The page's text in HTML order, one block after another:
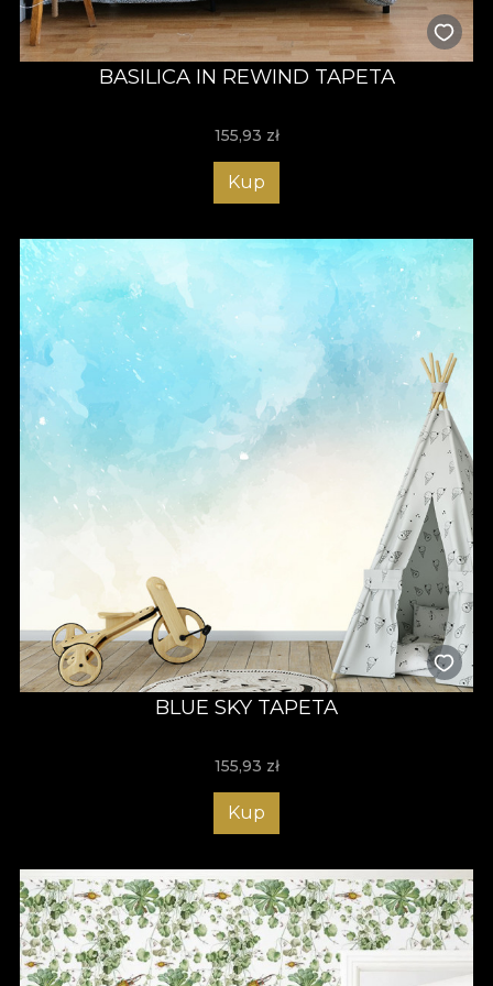
BASILICA IN REWIND TAPETA
155,93 zł
Kup
BLUE SKY TAPETA
155,93 zł
Kup